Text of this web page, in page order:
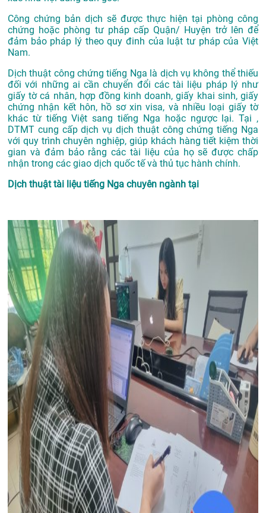
Công chứng bản dịch sẽ được thực hiện tại phòng công
chứng hoặc phòng tư pháp cấp Quận/ Huyện trở lên để
đảm bảo pháp lý theo quy đinh của luật tư pháp của Việt
Nam.
Dịch thuật công chứng tiếng Nga là dịch vụ không thể thiếu
đối với những ai cần chuyển đổi các tài liệu pháp lý như
giấy tờ cá nhân, hợp đồng kinh doanh, giấy khai sinh, giấy
chứng nhận kết hôn, hồ sơ xin visa, và nhiều loại giấy tờ
khác từ tiếng Việt sang tiếng Nga hoặc ngược lại. Tại ,
DTMT cung cấp dịch vụ dịch thuật công chứng tiếng Nga
với quy trình chuyên nghiệp, giúp khách hàng tiết kiệm thời
gian và đảm bảo rằng các tài liệu của họ sẽ được chấp
nhận trong các giao dịch quốc tế và thủ tục hành chính.
Dịch thuật tài liệu tiếng Nga chuyên ngành tại